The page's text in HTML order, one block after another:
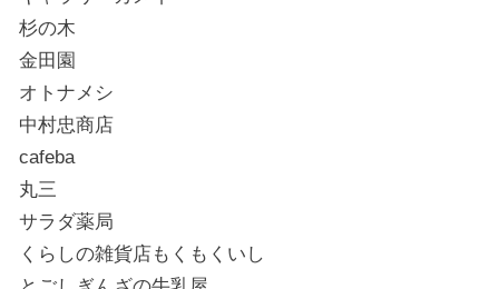
杉の木
金田園
オトナメシ
中村忠商店
cafeba
丸三
サラダ薬局
くらしの雑貨店もくもくいし